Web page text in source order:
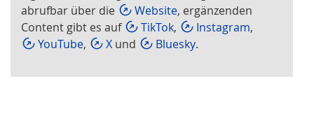
abrufbar über die
Website, ergänzenden
Content gibt es auf
TikTok, Instagram,
YouTube, X und Bluesky.